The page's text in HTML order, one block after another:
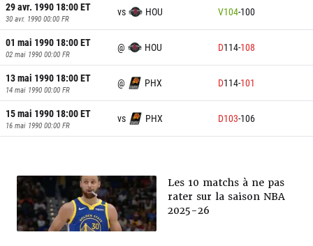
29 avr. 1990 18:00ET
30 avr. 1990 00:00 FR
vs HOU V104-100
01 mai 1990 18:00ET
02 mai 1990 00:00 FR
@ HOU D114-108
13 mai 1990 18:00ET
14 mai 1990 00:00 FR
@ PHX D114-101
15 mai 1990 18:00ET
16 mai 1990 00:00 FR
vs PHX D103-106
Les 10 matchs à ne pas
rater sur la saison NBA
2025-26